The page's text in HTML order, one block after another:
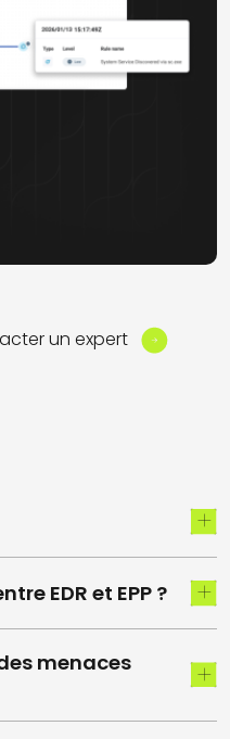
un expert
EDR et EPP ?
menaces